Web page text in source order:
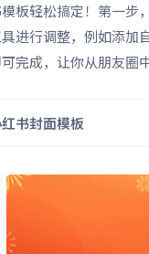
板轻松搞定！第一
进行调整，例如添
完成，让你从朋友圈
书封面模板